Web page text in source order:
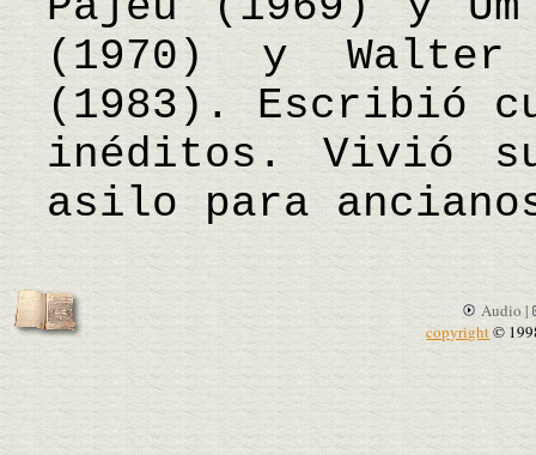
(1970) y
(1983). Escribió
inéditos. Vivió
asilo para
Audio |
copyright©